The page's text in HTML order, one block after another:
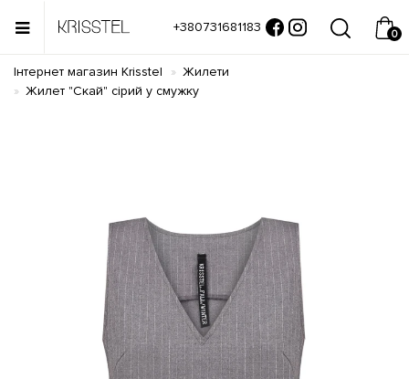
+380731681183 0
Інтернет магазин Krisstel
Жилети
Жилет "Скай" сірий у смужку